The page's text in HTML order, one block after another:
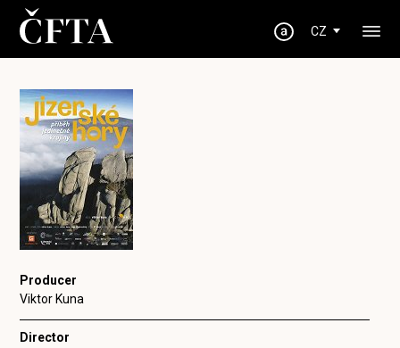
CZ
Producer
Viktor Kuna
Director